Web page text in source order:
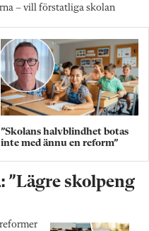
– vill förstatliga skolan
”Skolans halvblindhet botas
inte med ännu en reform”
skolpeng